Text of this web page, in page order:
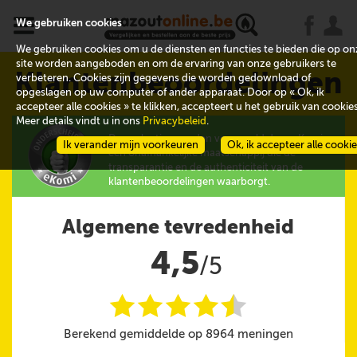
x
Klantenbeoordelingen
De evaluaties worden verzameld door eKomi,
een onafhankelijke maatschappij die de
transparantie en de authenticiteit van de
klantenbeoordelingen waarborgt.
Algemene tevredenheid
4,5/5
iiiii
@
Berekend gemiddelde op 8964 meningen
We gebruiken cookies
We gebruiken cookies om u de diensten en functies te bieden die op
site worden aangeboden en om de ervaring van onze gebruikers te
verbeteren. Cookies zijn gegevens die worden gedownload of
opgeslagen op uw computer of ander apparaat. Door op « Ok, ik
accepteer alle cookies » te klikken, accepteert u het gebruik van
Meer details vindt u in ons Privacybeleid .
Ok, ik accepteer alle
Ik verander mijn voorkeuren